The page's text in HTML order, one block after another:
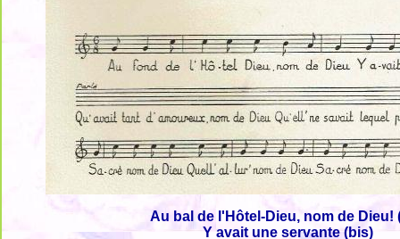
Au bal de l'Hôtel-Dieu, nom de Dieu!
Y avait une servante (bis)